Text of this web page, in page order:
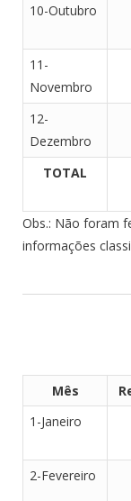
10-Outubro
11-
Novembro
12-
Dezembro
TOTAL
Obs.: Não foram
informações
Mês
1-Janeiro
2-Fevereiro